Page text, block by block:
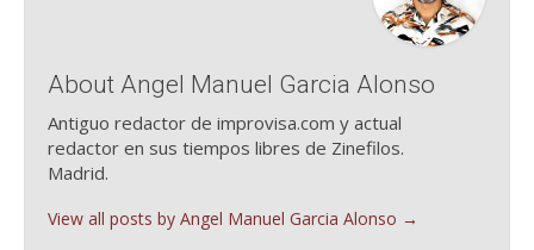
About Angel Manuel Garcia Alonso
Antiguo redactor de improvisa.com y actual
redactor en sus tiempos libres de Zinefilos.
Madrid.
View all posts by Angel Manuel Garcia Alonso →